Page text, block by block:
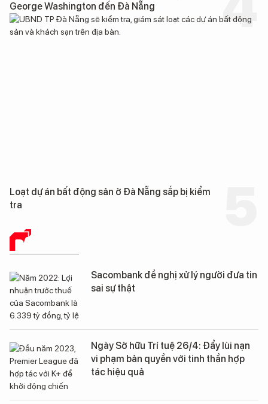
George Washington đến Đà Nẵng
Loạt dự án bất động sản ở Đà Nẵng sắp bị kiểm
tra
BÁO CHÍ SỐ
Sacombank đề nghị xử lý người đưa tin
sai sự thật
Ngày Sở hữu Trí tuệ 26/4: Đẩy lùi nạn
vi phạm bản quyền với tinh thần hợp
tác hiệu quả